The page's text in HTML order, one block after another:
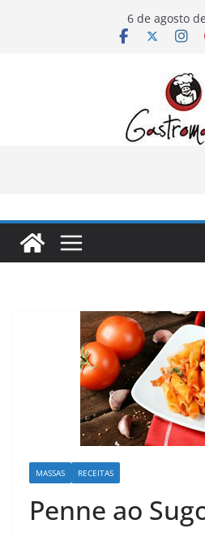
6 de agosto
MASSAS RECEITAS
Penne ao